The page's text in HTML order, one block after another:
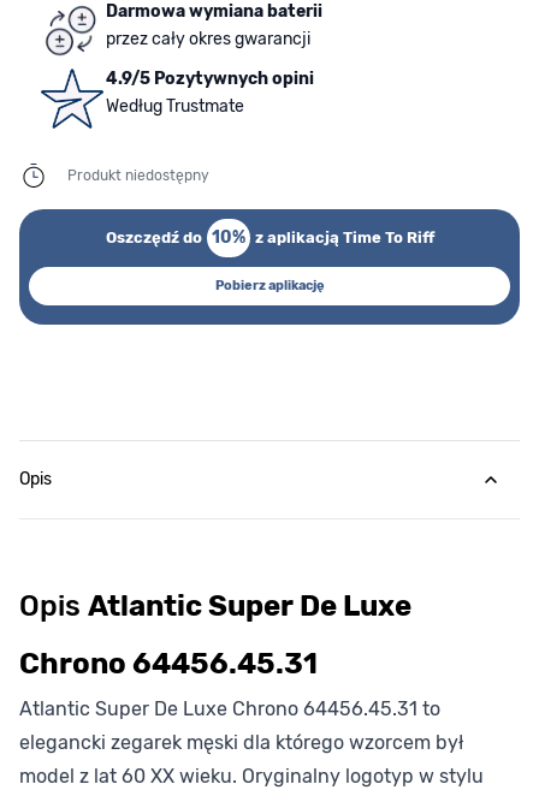
Darmowa wymiana baterii
przez cały okres gwarancji
4.9/5 Pozytywnych opini
Według Trustmate
Produkt niedostępny
Oszczędź do 10% z aplikacją Time To Riff
Pobierz aplikację
Opis
Opis Atlantic Super De Luxe
Chrono 64456.45.31
Atlantic Super De Luxe Chrono 64456.45.31 to
elegancki zegarek męski dla którego wzorcem był
model z lat 60 XX wieku. Oryginalny logotyp w stylu